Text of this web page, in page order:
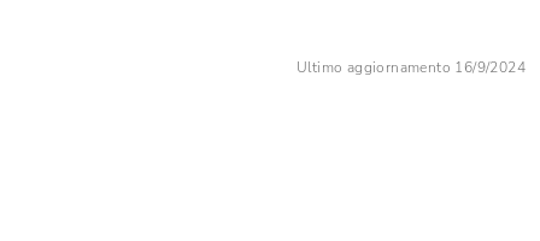
Ultimo aggiornamento 16/9/2024